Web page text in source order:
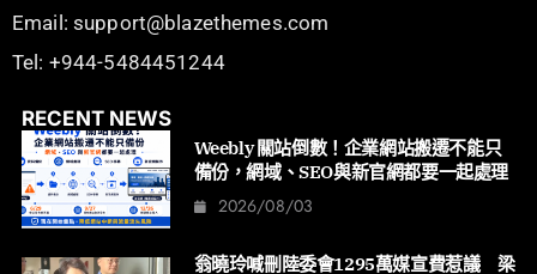
Email: support@blazethemes.com
Tel: +944-5484451244
RECENT NEWS
Weebly 關站倒數！企業網站搬遷不能只
備份，網域、SEO與新官網都要一起處理
2026/08/03
翁曉玲喊刪陸委會1295萬媒宣費惹議 梁